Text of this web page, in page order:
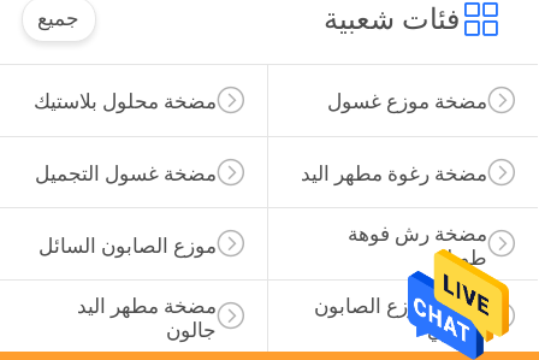
فئات شعبية جميع
مضخة محلول بلاستيك مضخة موزع غسول
مضخة غسول التجميل مضخة رغوة مطهر اليد
موزع الصابون السائل
مضخة رش فوهة
طويلة
مضخة مطهر اليد
جالون
مضخة موزع الصابون
الرغوي